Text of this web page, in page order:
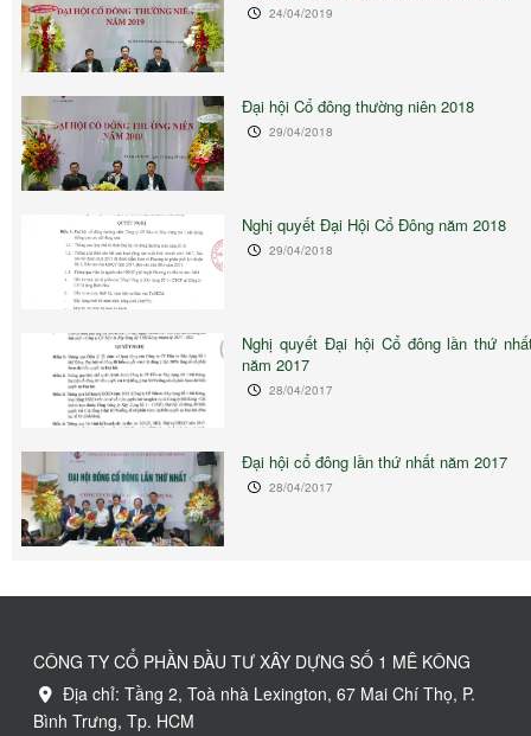
24/04/2019
Đại hội Cổ đông thường niên 2018
29/04/2018
Nghị quyết Đại Hội Cổ Đông năm 2018
29/04/2018
Nghị quyết Đại hội Cổ đông lần thứ
năm 2017
28/04/2017
Đại hội cổ đông lần thứ nhất năm 2017
28/04/2017
CÔNG TY CỔ PHẦN ĐẦU TƯ XÂY DỰNG SỐ 1 MÊ KÔNG
Địa chỉ: Tầng 2, Toà nhà Lexington, 67 Mai Chí Thọ, P.
Bình Trưng, Tp. HCM